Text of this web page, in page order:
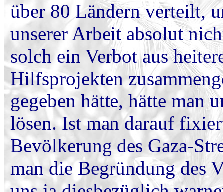
über 80 Ländern verteilt,
unserer Arbeit absolut
solch ein Verbot aus
Hilfsprojekten
gegeben hätte, hätte man
lösen. Ist man darauf
Bevölkerung des Gaza-
man die Begründung des